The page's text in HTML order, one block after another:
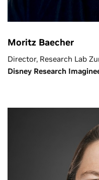
Moritz Baecher
Director, Research Lab
Disney Research